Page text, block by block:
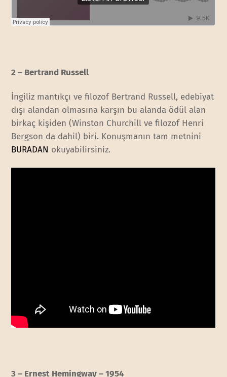
2 – Bertrand Russell
İngiliz mantıkçı ve filozof Bertrand Russell, edebiyat
dışı alandan olmasına karşın bu alanda ödül alan
birkaç kişiden (Winston Churchill ve filozof Henri
Bergson da dahil) biri. Konuşmanın tam metnini
BURADAN okuyabilirsiniz.
3 – Ernest Hemingway – 1954